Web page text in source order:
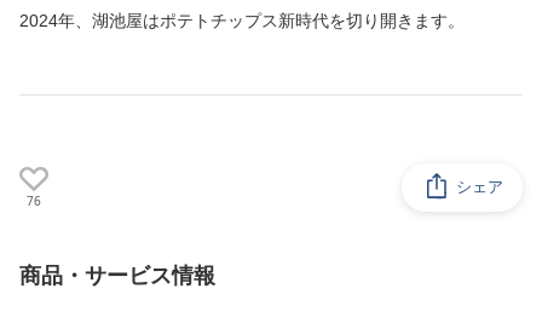
2024年、湖池屋はポテトチップス新時代を切り開きます。
76
シェア
商品・サービス情報